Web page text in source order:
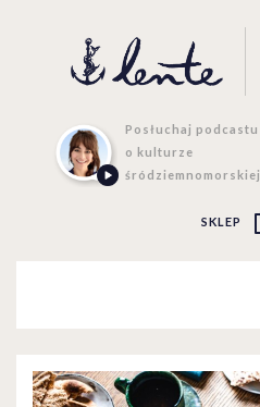
Posłuchaj podcastu
o kulturze
śródziemnomorskiej
SKLEP